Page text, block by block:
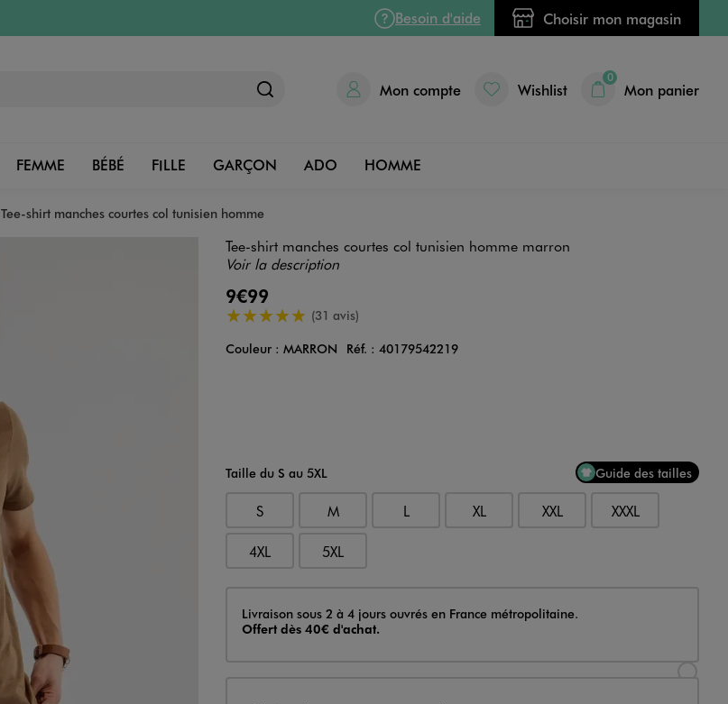
Besoin d'aide Choisir mon magasin
Mon compte Wishlist
0
Mon panier
FEMME BÉBÉ FILLE GARÇON ADO HOMME
Tee-shirt manches courtes col tunisien homme
Tee-shirt manches courtes col tunisien homme marron
Voir la description
9€99
5/5 de moyenne(31 avis)
Couleur
Couleur : MARRON Réf. : 40179542219
Taille du S au 5XL Guide des tailles
S M L XL XXL XXXL
4XL 5XL
Livraison
Livraison sous 2 à 4 jours ouvrés en France métropolitaine.
Offert dès 40€ d'achat.